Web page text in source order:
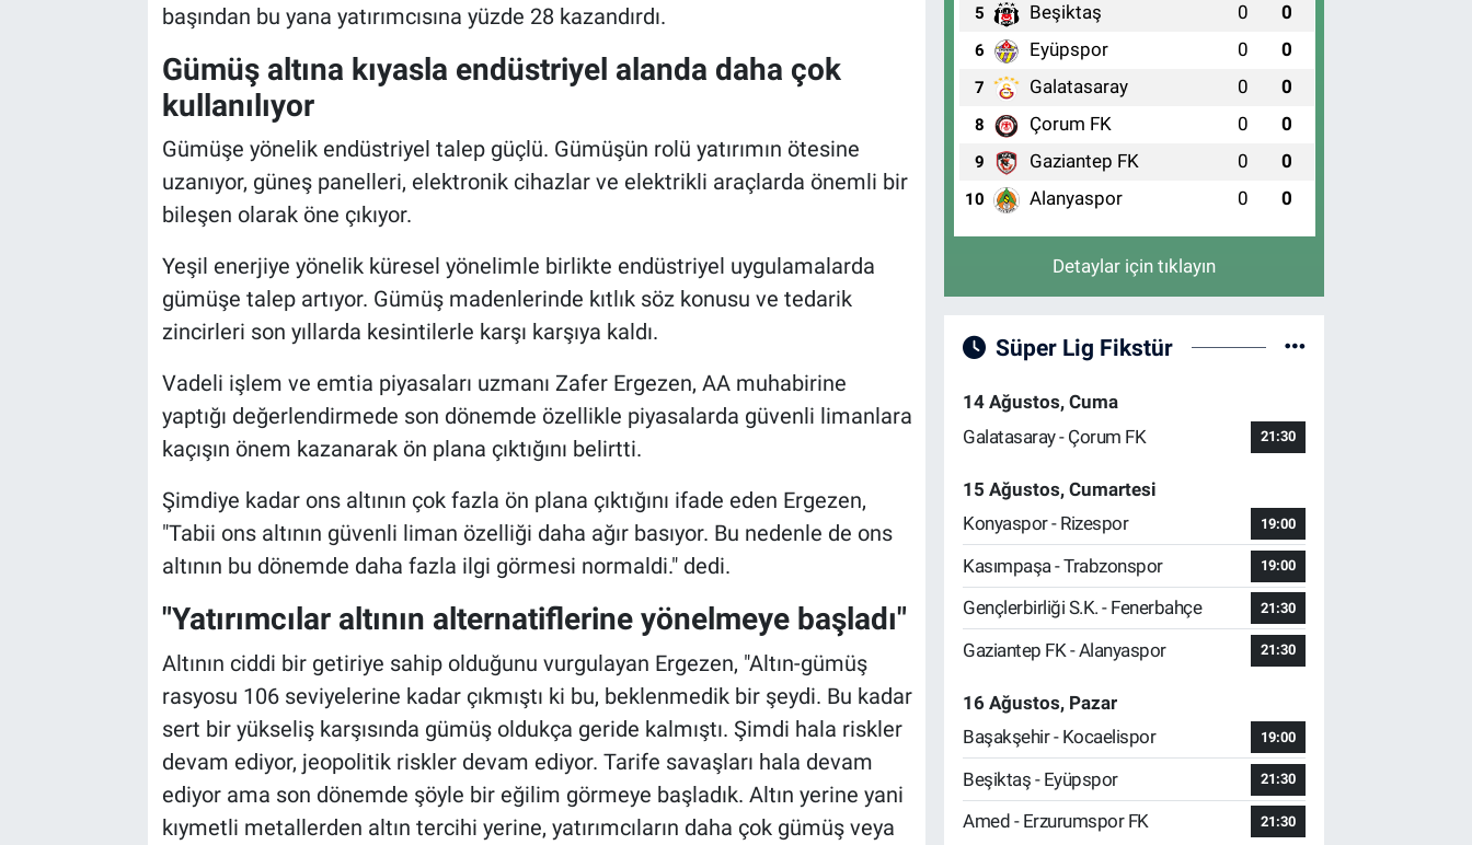
başından bu yana yatırımcısına yüzde 28 kazandırdı.
Gümüş altına kıyasla endüstriyel alanda daha çok
kullanılıyor
Gümüşe yönelik endüstriyel talep güçlü. Gümüşün rolü yatırımın ötesine
uzanıyor, güneş panelleri, elektronik cihazlar ve elektrikli araçlarda önemli bir
bileşen olarak öne çıkıyor.
Yeşil enerjiye yönelik küresel yönelimle birlikte endüstriyel uygulamalarda
gümüşe talep artıyor. Gümüş madenlerinde kıtlık söz konusu ve tedarik
zincirleri son yıllarda kesintilerle karşı karşıya kaldı.
Vadeli işlem ve emtia piyasaları uzmanı Zafer Ergezen, AA muhabirine
yaptığı değerlendirmede son dönemde özellikle piyasalarda güvenli limanlara
kaçışın önem kazanarak ön plana çıktığını belirtti.
Şimdiye kadar ons altının çok fazla ön plana çıktığını ifade eden Ergezen,
"Tabii ons altının güvenli liman özelliği daha ağır basıyor. Bu nedenle de ons
altının bu dönemde daha fazla ilgi görmesi normaldi." dedi.
"Yatırımcılar altının alternatiflerine yönelmeye başladı"
Altının ciddi bir getiriye sahip olduğunu vurgulayan Ergezen, "Altın-gümüş
rasyosu 106 seviyelerine kadar çıkmıştı ki bu, beklenmedik bir şeydi. Bu kadar
sert bir yükseliş karşısında gümüş oldukça geride kalmıştı. Şimdi hala riskler
devam ediyor, jeopolitik riskler devam ediyor. Tarife savaşları hala devam
ediyor ama son dönemde şöyle bir eğilim görmeye başladık. Altın yerine yani
kıymetli metallerden altın tercihi yerine, yatırımcıların daha çok gümüş veya
5 Beşiktaş 0 0
6 Eyüpspor 0 0
7 Galatasaray 0 0
8 Çorum FK 0 0
9 Gaziantep FK 0 0
10 Alanyaspor 0 0
Detaylar için tıklayın
Süper Lig Fikstür
14 Ağustos, Cuma
Galatasaray - Çorum FK
21:30
15 Ağustos, Cumartesi
Konyaspor - Rizespor
19:00
Kasımpaşa - Trabzonspor 19:00
Gençlerbirliği S.K. - Fenerbahçe 21:30
Gaziantep FK - Alanyaspor 21:30
16 Ağustos, Pazar
Başakşehir - Kocaelispor
19:00
Beşiktaş - Eyüpspor 21:30
Amed - Erzurumspor FK 21:30